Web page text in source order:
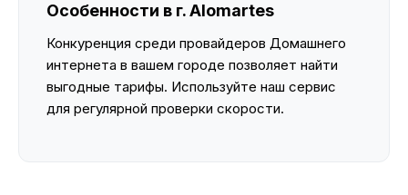
Особенности в г. Alomartes
Конкуренция среди провайдеров Домашнего
интернета в вашем городе позволяет найти
выгодные тарифы. Используйте наш сервис
для регулярной проверки скорости.